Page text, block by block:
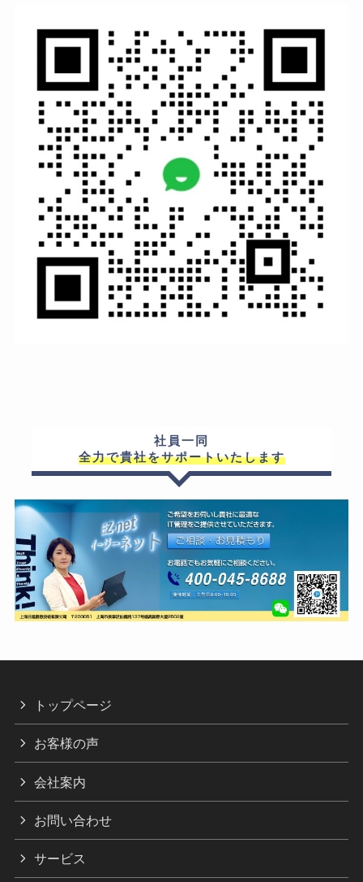
社員一同
全力で貴社をサポートいたします
トップページ
お客様の声
会社案内
お問い合わせ
サービス